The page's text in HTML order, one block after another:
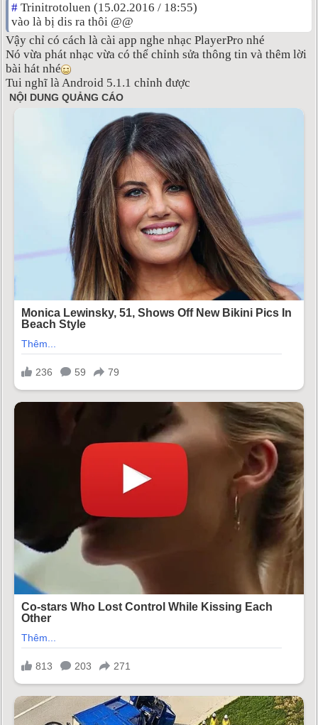
# Trinitrotoluen (15.02.2016 / 18:55)
vào là bị dis ra thôi @@
Vậy chỉ có cách là cài app nghe nhạc PlayerPro nhé
Nó vừa phát nhạc vừa có thể chỉnh sửa thông tin và thêm lời
bài hát nhé
Tui nghĩ là Android 5.1.1 chỉnh được